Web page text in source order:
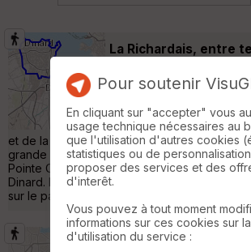
La Richardais, entre
La Richardais est située à
barrage de l'usine
et de la station balnéaire de Dinard. Ce topo
grande boucle de randonnée entre terre et
Pointe Cancaval aux plages de Saint-
Dinard. Départ : place de la République face
sur le parcours: - le port de la Richardais -
Pleurtuit et les bords
Pour soutenir
En cliquant sur "accepter" vous
usage technique nécessaires au
que l'utilisation d'autres cookies
statistiques ou de
proposer des services et des
d'interêt.
Vous pouvez à tout moment
informations sur ces cookies sur
d'utilisation du service :